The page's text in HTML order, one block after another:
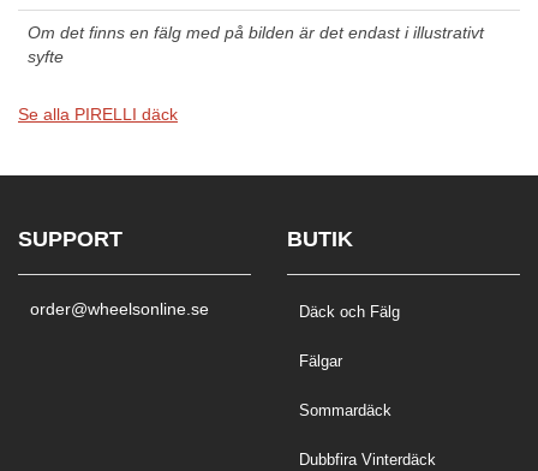
Om det finns en fälg med på bilden är det endast i illustrativt
syfte
Se alla PIRELLI däck
SUPPORT
order@wheelsonline.se
BUTIK
Däck och Fälg
Fälgar
Sommardäck
Dubbfira Vinterdäck